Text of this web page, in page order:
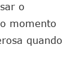
o
momento
quando